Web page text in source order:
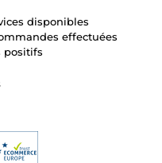
disponibles
effectuées
positifs